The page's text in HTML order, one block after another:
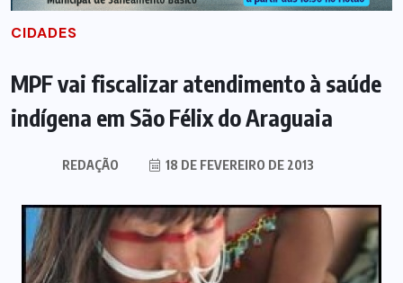
CIDADES
MPF vai fiscalizar atendimento à saúde
indígena em São Félix do Araguaia
REDAÇÃO 18 DE FEVEREIRO DE 2013